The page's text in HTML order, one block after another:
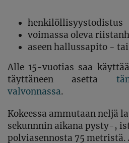
henkilöllisyystodistus
voimassa oleva
aseen hallussapito -
Alle 15-vuotias saa
täyttäneen asetta
valvonnassa.
Kokeessa ammutaan neljä
sekunnnin aikana pysty-,
polviasennosta 75